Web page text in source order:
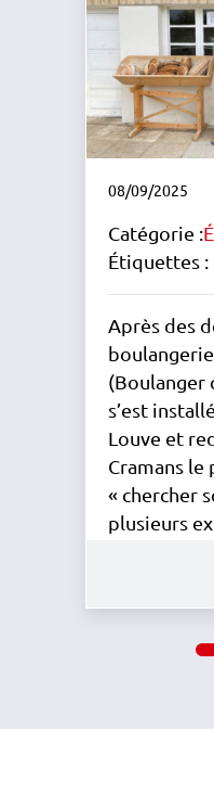
08/09/2025
Catégorie :
Étiquettes :
Après des
(Boulanger
s’est
Louve et
Cramans le
« chercher
plusieurs